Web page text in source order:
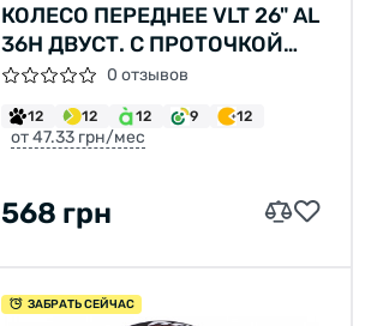
КОЛЕСО ПЕРЕДНЕЕ VLT 26" AL
36H ДВУСТ. С ПРОТОЧКОЙ
ПОД V-BR; ВТУЛКА
SHUNFENG SF-HB03F ЧЕРН.
НА ГАЙКАХ (ПОВРЕЖДЕНИЕ
0 отзывов
12 12 12 9 12
от 47.33 грн/мес
568 грн
ЗАБРАТЬ СЕЙЧАС